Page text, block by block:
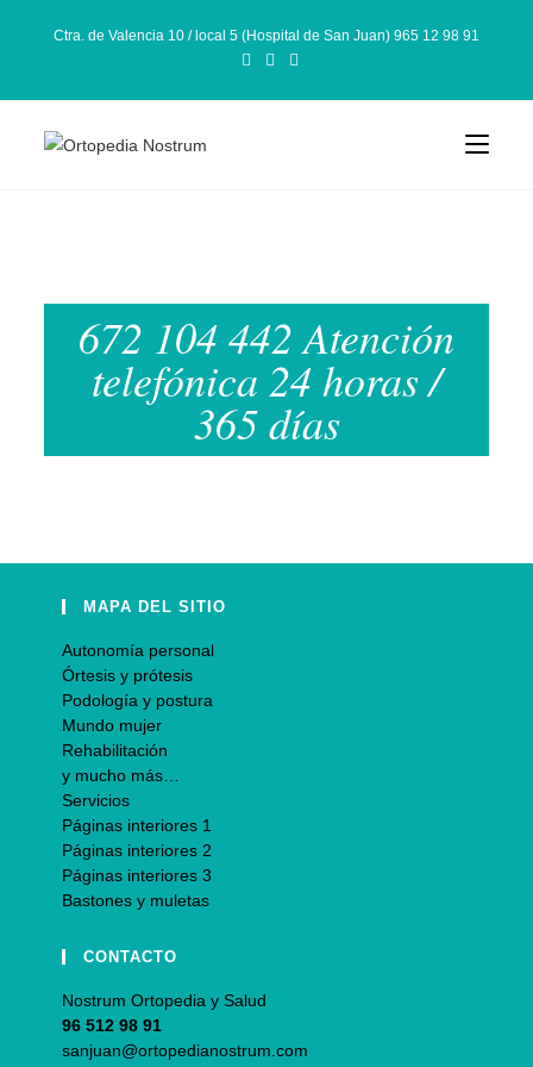
Ctra. de Valencia 10 / local 5 (Hospital de San Juan) 965 12 98 91
672 104 442 Atención
telefónica 24 horas /
365 días
MAPA DEL SITIO
Autonomía personal
Órtesis y prótesis
Podología y postura
Mundo mujer
Rehabilitación
y mucho más…
Servicios
Páginas interiores 1
Páginas interiores 2
Páginas interiores 3
Bastones y muletas
CONTACTO
Nostrum Ortopedia y Salud
96 512 98 91
sanjuan@ortopedianostrum.com